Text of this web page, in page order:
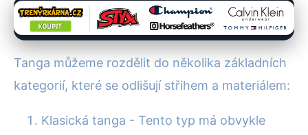
Tanga můžeme rozdělit do několika základních
kategorií, které se odlišují střihem a materiálem:
Klasická tanga - Tento typ má obvykle